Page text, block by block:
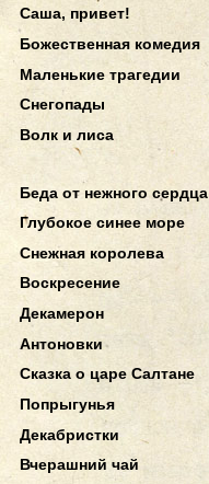
Саша, привет!
Божественная комедия
Маленькие трагедии
Снегопады
Волк и лиса
Беда от нежного сердца
Глубокое синее море
Снежная королева
Воскресение
Декамерон
Антоновки
Сказка о царе Салтане
Попрыгунья
Декабристки
Вчерашний чай